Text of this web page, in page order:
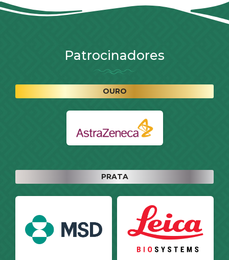
Patrocinadores
OURO
PRATA